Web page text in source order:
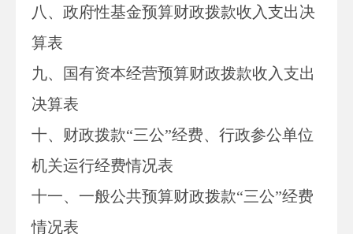
八 、政府性基金预算财政拨款收入支出决
算表
九、国有资本经营预算财政拨款收入支出
决算表
十、 财政拨款“三公”经费、行政参公单位
机关运行经费情况表
十一、一般公共预算财政拨款“三公”经费
情况表